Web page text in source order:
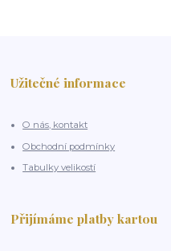
Užitečné informace
O nás, kontakt
Obchodní podmínky
Tabulky velikostí
Přijímáme platby kartou